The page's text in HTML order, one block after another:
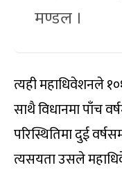
मण्डल ।
त्यही महाधिवेशनले
साथै विधानमा पाँच
परिस्थितिमा दुई
त्यसयता उसले